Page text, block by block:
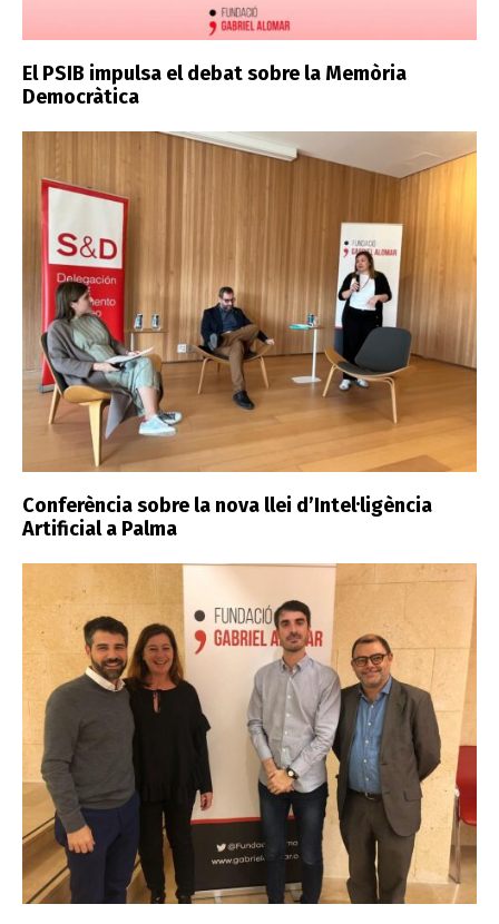
El PSIB impulsa el debat sobre la Memòria
Democràtica
Conferència sobre la nova llei d’Intel·ligència
Artificial a Palma